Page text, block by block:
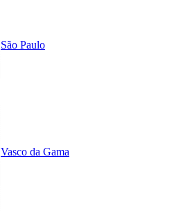
São Paulo
Vasco da Gama